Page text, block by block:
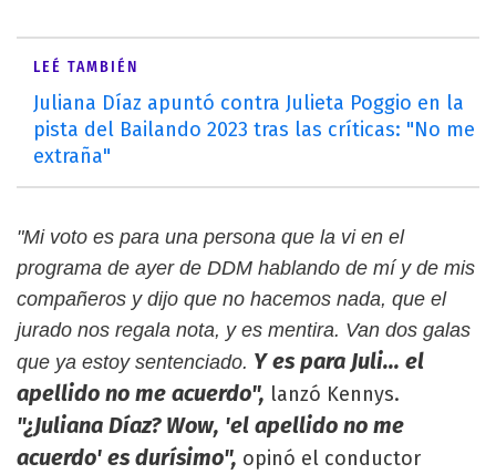
LEÉ TAMBIÉN
Juliana Díaz apuntó contra Julieta Poggio en la
pista del Bailando 2023 tras las críticas: "No me
extraña"
"Mi voto es para una persona que la vi en el
programa de ayer de DDM hablando de mí y de mis
compañeros y dijo que no hacemos nada, que el
jurado nos regala nota, y es mentira. Van dos galas
que ya estoy sentenciado. Y es para Juli... el
apellido no me acuerdo", lanzó Kennys.
"¿Juliana Díaz? Wow, 'el apellido no me
acuerdo' es durísimo", opinó el conductor